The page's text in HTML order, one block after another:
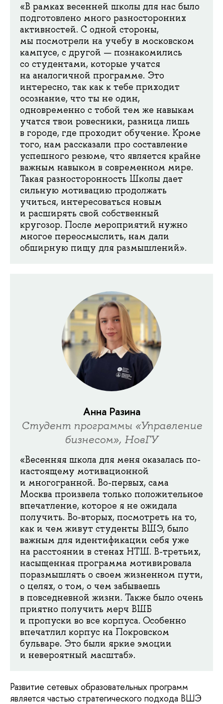
«В рамках весенней школы для нас было
подготовлено много разносторонних
активностей. С одной стороны,
мы посмотрели на учебу в московском
кампусе, с другой — познакомились
со студентами, которые учатся
на аналогичной программе. Это
интересно, так как к тебе приходит
осознание, что ты не один,
одновременно с тобой тем же навыкам
учатся твои ровесники, разница лишь
в городе, где проходит обучение. Кроме
того, нам рассказали про составление
успешного резюме, что является крайне
важным навыком в современном мире.
Такая разносторонность Школы дает
сильную мотивацию продолжать
учиться, интересоваться новым
и расширять свой собственный
кругозор. После мероприятий нужно
многое переосмыслить, нам дали
обширную пищу для размышлений».
Анна Разина
Студент программы «Управление
бизнесом», НовГУ
«Весенняя школа для меня оказалась по-
настоящему мотивационной
и многогранной. Во-первых, сама
Москва произвела только положительное
впечатление, которое я не ожидала
получить. Во-вторых, посмотреть на то,
как и чем живут студенты ВШЭ, было
важным для идентификации себя уже
на расстоянии в стенах НТШ. В-третьих,
насыщенная программа мотивировала
поразмышлять о своем жизненном пути,
о целях, о том, о чем забываешь
в повседневной жизни. Также было очень
приятно получить мерч ВШБ
и пропуски во все корпуса. Особенно
впечатлил корпус на Покровском
бульваре. Это были яркие эмоции
и невероятный масштаб».
Развитие сетевых образовательных программ
является частью стратегического подхода ВШЭ